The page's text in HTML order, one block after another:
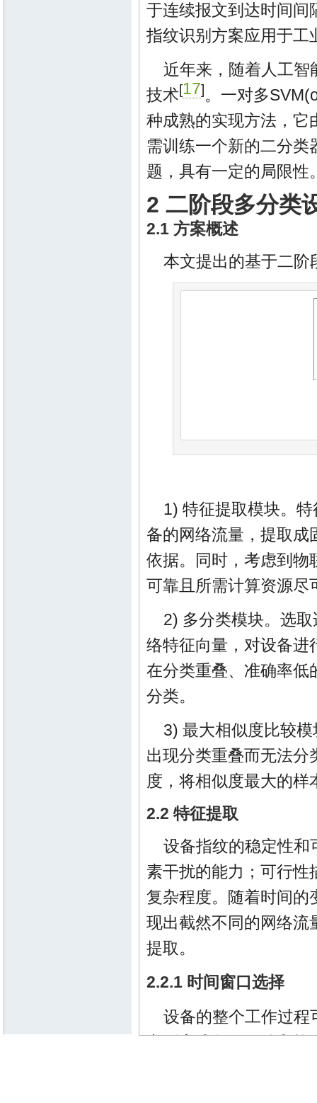
于连续报文到达时间间
指纹识别方案应用于工
近年来，随着人工智
技术[17]。一对多
种成熟的实现方法，它
需训练一个新的二分类
题，具有一定的局限性
2 二阶段多分类
2.1 方案概述
本文提出的基于二阶
1) 特征提取模块。
备的网络流量，提取成
依据。同时，考虑到物
可靠且所需计算资源尽
2) 多分类模块。选
络特征向量，对设备进
在分类重叠、准确率低
分类。
3) 最大相似度比较
出现分类重叠而无法分
度，将相似度最大的
2.2 特征提取
设备指纹的稳定性和
素干扰的能力；可行性
复杂程度。随着时间的
现出截然不同的网络流
提取。
2.2.1 时间窗口选择
设备的整个工作过程
电到完成各项硬件和软